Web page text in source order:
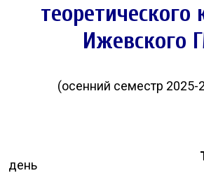
теоретического
Ижевского
(осенний семестр 2025-
день